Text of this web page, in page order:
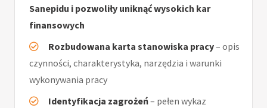
Sanepidu i pozwoliły uniknąć wysokich kar
finansowych
Rozbudowana karta stanowiska pracy– opis
czynności, charakterystyka, narzędzia i warunki
wykonywania pracy
Identyfikacja zagrożeń– pełen wykaz